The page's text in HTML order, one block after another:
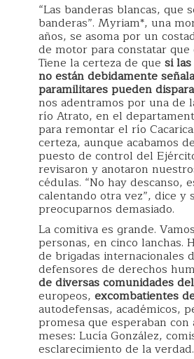
“Las banderas blancas, que
banderas”. Myriam*, una
años, se asoma por un
de motor para constatar que
Tiene la certeza de que si
no están debidamente
paramilitares pueden
nos adentramos por una de
río Atrato, en el
para remontar el río
certeza, aunque acabamos
puesto de control del
revisaron y anotaron
cédulas. “No hay descanso,
calentando otra vez”, dice y
preocuparnos demasiado.
La comitiva es grande.
personas, en cinco lanchas.
de brigadas internacionales
defensores de derechos
de diversas comunidades
europeos, excombatientes
autodefensas, académicos,
promesa que esperaban con
meses: Lucía González,
esclarecimiento de la verdad.